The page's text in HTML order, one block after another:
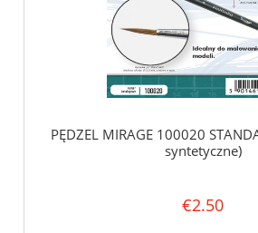
PĘDZEL MIRAGE 100020
syntetyczne)
€2.50